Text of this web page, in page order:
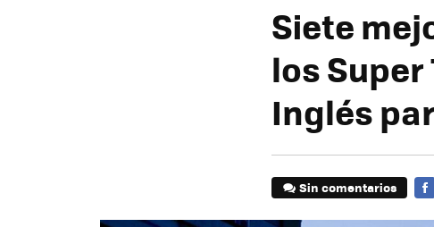
Siete
los
Inglés
Sin comentarios